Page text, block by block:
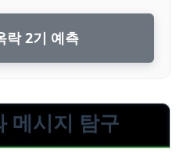
락 2기 예측
메시지 탐구